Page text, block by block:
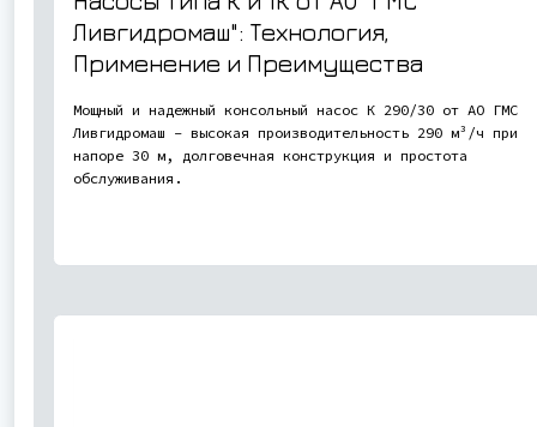
Ливгидромаш": Технология,
Применение и Преимущества
Мощный и надежный консольный насос К 290/30 от АО ГМС
Ливгидромаш - высокая производительность 290 м³/ч при
напоре 30 м, долговечная конструкция и простота
обслуживания.